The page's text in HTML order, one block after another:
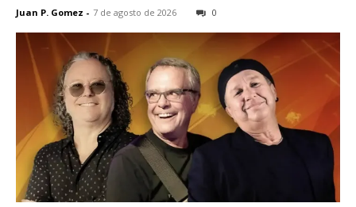
Juan P. Gomez - 7 de agosto de 2026 0